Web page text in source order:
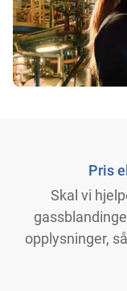
Pris
Skal vi
opplysninger,